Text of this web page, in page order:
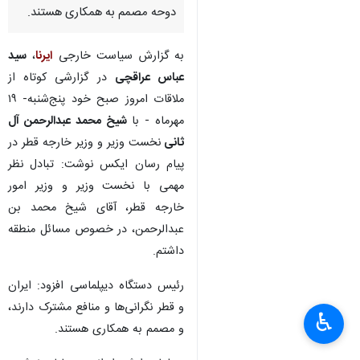
دوحه مصمم به همکاری هستند.
به گزارش سیاست خارجی ایرنا، سید
عباس عراقچی در گزارشی کوتاه از
ملاقات امروز صبح خود پنج‌شنبه- ۱۹
مهرماه - باشیخ محمد عبدالرحمن آل
ثانی نخست وزیر و وزیر خارجه قطر در
پیام رسان ایکس نوشت: تبادل نظر
مهمی با نخست وزیر و وزیر امور
خارجه قطر، آقای شیخ محمد بن
عبدالرحمن، در خصوص مسائل منطقه
داشتم.
رئیس دستگاه دیپلماسی افزود: ایران
و قطر نگرانی‌ها و منافع مشترک دارند،
و مصمم به همکاری هستند.
♿︎